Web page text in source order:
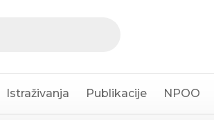
Istraživanja Publikacije NPOO